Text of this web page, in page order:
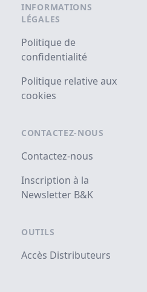
INFORMATIONS
LÉGALES
Politique de
confidentialité
Politique relative aux
cookies
CONTACTEZ-NOUS
Contactez-nous
Inscription à la
Newsletter B&K
OUTILS
Accès Distributeurs